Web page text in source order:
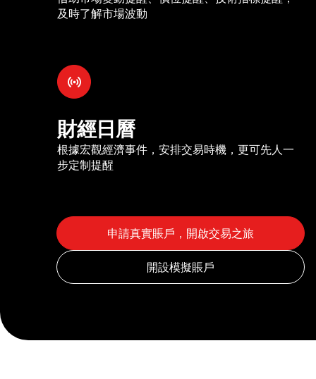
及時了解市場波動
財經日曆
根據宏觀經濟事件，安排交易時機，更可先人一
步定制提醒